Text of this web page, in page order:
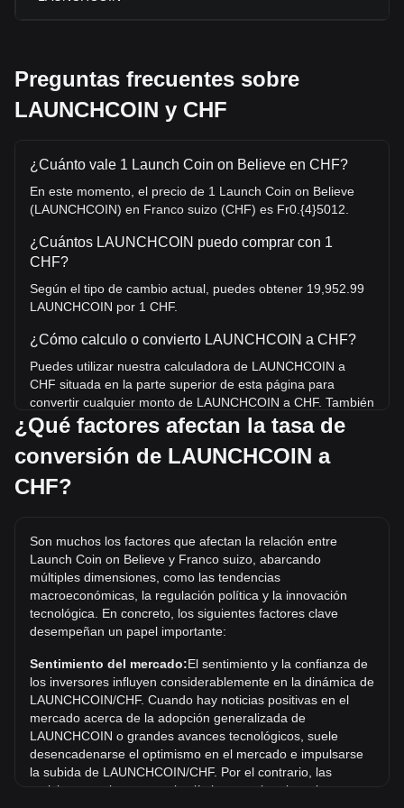
Preguntas frecuentes sobre
LAUNCHCOIN y CHF
¿Cuánto vale 1 Launch Coin on Believe en CHF?
En este momento, el precio de 1 Launch Coin on Believe
(LAUNCHCOIN) en Franco suizo (CHF) es Fr0.{4}5012.
¿Cuántos LAUNCHCOIN puedo comprar con 1
CHF?
Según el tipo de cambio actual, puedes obtener 19,952.99
LAUNCHCOIN por 1 CHF.
¿Cómo calculo o convierto LAUNCHCOIN a CHF?
Puedes utilizar nuestra calculadora de LAUNCHCOIN a
CHF situada en la parte superior de esta página para
convertir cualquier monto de LAUNCHCOIN a CHF. También
hemos incluido tablas de referencia rápida para las
conversiones más populares. Por ejemplo, 5 CHF equivalen
a 99,764.94 LAUNCHCOIN, mientras que 5 LAUNCHCOIN
El precio máximo histórico de 1 LAUNCHCOIN en CHF es
Fr0.2952. Queda por ver si el valor de 1
LAUNCHCOIN/CHF superará el máximo histórico actual.
¿Cuál es la tendencia del precio de Launch Coin on
Believe en CHF?
En los últimos 7 días, el tipo de cambio de Launch Coin on
Believe (LAUNCHCOIN) bajó un 5.90%. Durante el último
mes, el tipo de cambio de Launch Coin on Believe
(LAUNCHCOIN) bajó un 15.34% frente a Franco suizo
(CHF).
¿Qué factores afectan la tasa de
conversión de LAUNCHCOIN a
CHF?
Son muchos los factores que afectan la relación entre
Launch Coin on Believe y Franco suizo, abarcando
múltiples dimensiones, como las tendencias
macroeconómicas, la regulación política y la innovación
tecnológica. En concreto, los siguientes factores clave
desempeñan un papel importante:
Sentimiento del mercado:El sentimiento y la confianza de
los inversores influyen considerablemente en la dinámica de
LAUNCHCOIN/CHF. Cuando hay noticias positivas en el
mercado acerca de la adopción generalizada de
LAUNCHCOIN o grandes avances tecnológicos, suele
desencadenarse el optimismo en el mercado e impulsarse
la subida de LAUNCHCOIN/CHF. Por el contrario, las
noticias negativas, como los límites regulatorios y las